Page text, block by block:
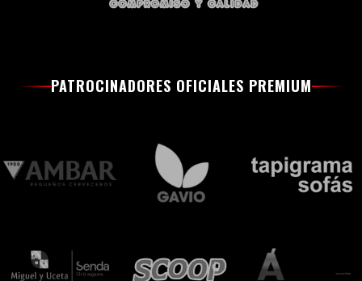
PATROCINADORES OFICIALES PREMIUM